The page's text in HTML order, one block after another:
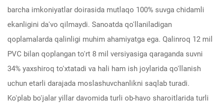
barcha imkoniyatlar doirasida mutlaqo 100% suvga chidamli
ekanligini da'vo qilmaydi. Sanoatda qo'llaniladigan
qoplamalarda qalinligi muhim ahamiyatga ega. Qalinroq 12 mil
PVC bilan qoplangan to'rt 8 mil versiyasiga qaraganda suvni
34% yaxshiroq to'xtatadi va hali ham ish joylarida qo'llanish
uchun etarli darajada moslashuvchanlikni saqlab turadi.
Ko'plab bo'jalar yillar davomida turli ob-havo sharoitlarida turli